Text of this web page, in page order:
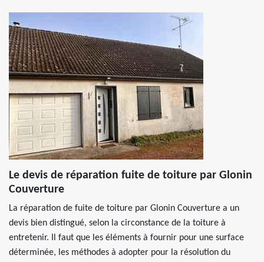
Le devis de réparation fuite de toiture par Glonin
Couverture
La réparation de fuite de toiture par Glonin Couverture a un
devis bien distingué, selon la circonstance de la toiture à
entretenir. Il faut que les éléments à fournir pour une surface
déterminée, les méthodes à adopter pour la résolution du